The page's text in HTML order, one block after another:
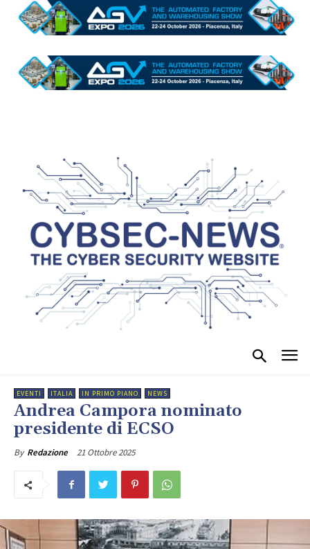
EVENTI ITALIA IN PRIMO PIANO NEWS
Andrea Campora nominato
presidente di ECSO
By Redazione 21 Ottobre 2025